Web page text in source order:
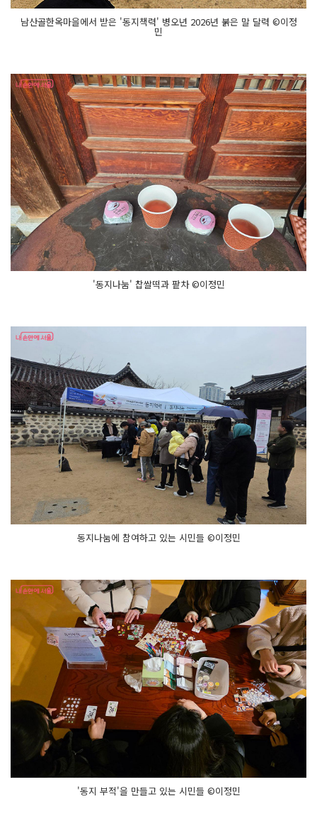
남산골한옥마을에서 받은 '동지책력' 병오년 2026년 붉은 말 달력 ©이정
민
'동지나눔' 찹쌀떡과 팥차 ©이정민
동지나눔에 참여하고 있는 시민들 ©이정민
'동지 부적'을 만들고 있는 시민들 ©이정민